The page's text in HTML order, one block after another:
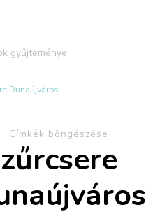
gyűjteménye
Dunaújváros
Címkék böngészése
zűrcsere